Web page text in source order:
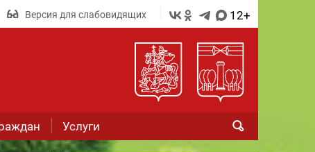
Версия для слабовидящих 12+
Услуги